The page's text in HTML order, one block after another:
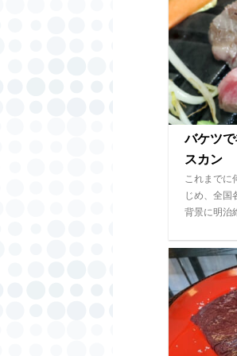
バケツ
スカン
これまでに
じめ、全国
背景に明治